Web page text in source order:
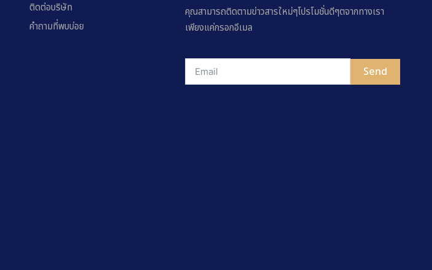
ติดต่อบริษัท
คำถามที่พบบ่อย
คุณสามารถติดตามข่าวสารใหม่ๆโปรโมชั่นดีๆตจากทางเรา
เพียงแค่กรอกอีเมล
Send